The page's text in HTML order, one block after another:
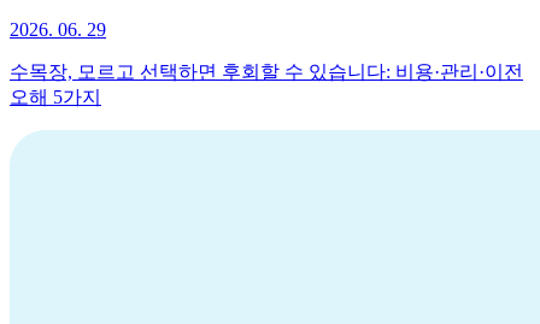
2026. 06. 29
수목장, 모르고 선택하면 후회할 수 있습니다: 비용·관리·이전
오해 5가지